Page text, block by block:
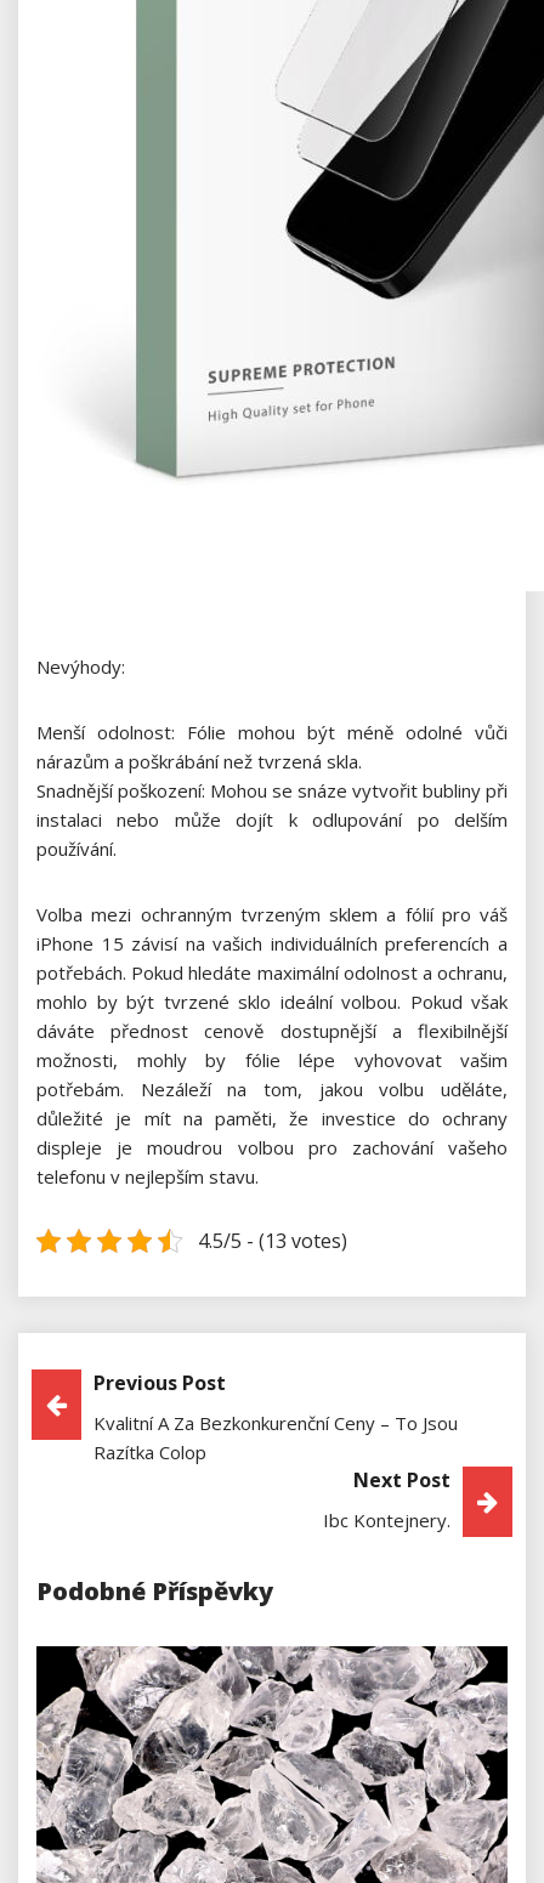
Nevýhody:
Menší odolnost: Fólie mohou být méně odolné vůči
nárazům a poškrábání než tvrzená skla.
Snadnější poškození: Mohou se snáze vytvořit bubliny při
instalaci nebo může dojít k odlupování po delším
používání.
Volba mezi ochranným tvrzeným sklem a fólií pro váš
iPhone 15 závisí na vašich individuálních preferencích a
potřebách. Pokud hledáte maximální odolnost a ochranu,
mohlo by být tvrzené sklo ideální volbou. Pokud však
dáváte přednost cenově dostupnější a flexibilnější
možnosti, mohly by fólie lépe vyhovovat vašim
potřebám. Nezáleží na tom, jakou volbu uděláte,
důležité je mít na paměti, že investice do ochrany
displeje je moudrou volbou pro zachování vašeho
telefonu v nejlepším stavu.
4.5/5 - (13 votes)
Navigace
Pro
Previous Post
Kvalitní A Za Bezkonkurenční Ceny – To Jsou
Razítka Colop
Next Post
Ibc Kontejnery.
Podobné Příspěvky